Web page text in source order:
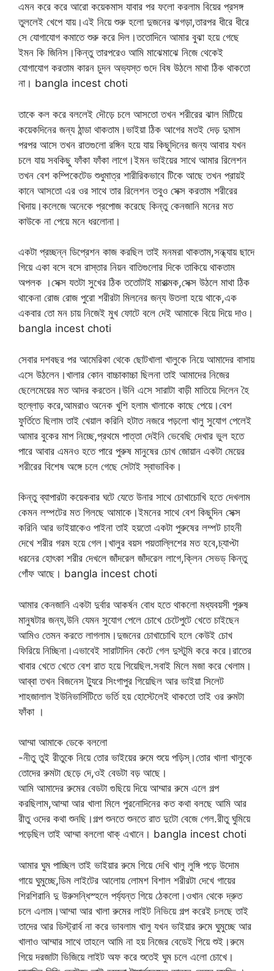
এমন করে করে আরো কয়েকমাস যাবার পর ফলো করলাম বিয়ের প্রসঙ্গ
তুললেই খেপে যায়।এই নিয়ে শুরু হলো দুজনের ঝগড়া,তারপর ধীরে ধীরে
সে যোগাযোগ কমাতে শুরু করে দিল।ততোদিনে আমার বুঝা হয়ে গেছে
ইমন কি জিনিস।কিন্তু তারপরেও আমি মাঝেমাঝে নিজে থেকেই
যোগাযোগ করতাম কারন চুদন অভ্যস্ত গুদে বিষ উঠলে মাথা ঠিক থাকতো
না। bangla incest choti
তাকে কল করে বললেই দৌড়ে চলে আসতো তখন শরীরের ঝাল মিটিয়ে
কয়েকদিনের জন্য ঠান্ডা থাকতাম।ভাইয়া ঠিক আগের মতই দেড় দুমাস
পরপর আসে তখন রাতগুলো রঙ্গিন হয়ে যায় কিছুদিনের জন্য আবার যখন
চলে যায় সবকিছু ফাঁকা ফাঁকা লাগে।ইমন ভাইয়ের সাথে আমার রিলেশন
তখন বেশ কম্পিকেটেড শুধুমাত্র শারীরিকভাবে টিকে আছে তখন প্রায়ই
কানে আসতো এর ওর সাথে তার রিলেশন তবুও সেক্স করতাম শরীরের
খিদায়।কলেজে অনেকে প্রপোজ করেছে কিন্তু কেনজানি মনের মত
কাউকে না পেয়ে মনে ধরলোনা।
একটা প্রচ্ছন্ন ডিপ্রেশন কাজ করছিল তাই মনমরা থাকতাম,সন্ধ্যায় ছাদে
গিয়ে একা বসে বসে রাস্তার নিয়ন বাতিগুলোর দিকে তাকিয়ে থাকতাম
অপলক ।সেক্স যতটা সুখের ঠিক ততোটাই মারাত্মক,সেক্স উঠলে মাথা ঠিক
থাকেনা রোজ রোজ পুরো শরীরটা মিলনের জন্য উতলা হয়ে থাকে,এক
একবার তো মন চায় নিজেই মুখ ফোটে বলে দেই আমাকে বিয়ে দিয়ে দাও।
bangla incest choti
সেবার দশবছর পর আমেরিকা থেকে ছোটখালা খালুকে নিয়ে আমাদের বাসায়
এসে উঠলেন।খালার কোন বাচ্চাকাচ্চা ছিলনা তাই আমাদের নিজের
ছেলেমেয়ের মত আদর করতেন।উনি এসে সারাটা বাড়ী মাতিয়ে দিলেন হৈ
হুল্লোড় করে,আমরাও অনেক খুশি হলাম খালাকে কাছে পেয়ে।বেশ
ফুর্তিতে ছিলাম তাই খেয়াল করিনি হটাত নজরে পড়লো খালু সুযোগ পেলেই
আমার বুকের মাপ নিচ্ছে,প্রথমে পাত্তা দেইনি ভেবেছি দেখার ভুল হতে
পারে আবার এমনও হতে পারে পুরুষ মানুষের চোখ জোয়ান একটা মেয়ের
শরীরের বিশেষ অঙ্গে চলে গেছে সেটাই স্বাভাবিক।
কিন্তু ব্যাপারটা কয়েকবার ঘটে যেতে উনার সাথে চোখাচোখি হতে দেখলাম
কেমন লম্পটের মত গিলছে আমাকে।ইমনের সাথে বেশ কিছুদিন সেক্স
করিনি আর ভাইয়াকেও পাইনা তাই হয়তো একটা পুরুষের লম্পট চাহনী
দেখে শরীর গরম হয়ে গেল।খালুর বয়স পয়তাল্লিশের মত হবে,চ্যাপ্টা
ধরনের হোৎকা শরীর দেখলে জাঁদরেল জাঁদরেল লাগে,ক্লিন সেভড্ কিন্তু
গোঁফ আছে। bangla incest choti
আমার কেনজানি একটা দুর্বার আকর্ষন বোধ হতে থাকলো মধ্যবয়সী পুরুষ
মানুষটার জন্য,উনি যেমন সুযোগ পেলে চোখে চেটেপুটে খেতে চাইছেন
আমিও তেমন করতে লাগলাম।দুজনের চোখাচোখি হলে কেউই চোখ
ফিরিয়ে নিচ্ছিনা।এভাবেই সারাটাদিন কেটে গেল দুস্টুমি করে করে।রাতের
খাবার খেতে খেতে বেশ রাত হয়ে গিয়েছিল.সবাই মিলে মজা করে খেলাম।
আব্বা তখন বিজনেস ট্যুরে সিংগাপুর গিয়েছিল আর ভাইয়া সিলেট
শাহজালাল ইউনিভার্সিটিতে ভর্তি হয় হোস্টেলেই থাকতো তাই ওর রুমটা
ফাঁকা ।
আম্মা আমাকে ডেকে বললো
-নীতু তুই রীতুকে নিয়ে তোর ভাইয়ের রুমে শুয়ে পড়িস্।তোর খালা খালুকে
তোদের রুমটা ছেড়ে দে,ওই বেডটা বড় আছে।
আমি আমাদের রুমের বেডটা গুছিয়ে দিয়ে আম্মার রুমে এলে গল্প
করছিলাম,আম্মা আর খালা মিলে পুরনোদিনের কত কথা বলছে আমি আর
রীতু ওদের কথা শুনছি।গল্প শুনতে শুনতে রাত দুটো বেজে গেল.রীতু ঘুমিয়ে
পড়েছিল তাই আম্মা বললো থাক্ এখানে। bangla incest choti
আমার ঘুম পাচ্ছিল তাই ভাইয়ার রুমে গিয়ে দেখি খালু লুঙ্গি পড়ে উদোম
গায়ে ঘুমুচ্ছে,ডিম লাইটের আলোয় লোমশ বিশাল শরীরটা দেখে গায়ের
শিরশিরানি দু উরুসন্ধিস্হলে পর্য্যন্ত গিয়ে ঠেকলো।ওখান থেকে দ্রুত
চলে এলাম।আম্মা আর খালা রুমের লাইট নিভিয়ে গল্প করেই চলছে তাই
তাদের আর ডিস্ট্রার্ব না করে ভাবলাম খালু যখন ভাইয়ার রুমে ঘুমুচ্ছে আর
খালাও আম্মার সাথে তাহলে আমি না হয় নিজের বেডেই গিয়ে শুই।রুমে
গিয়ে দরজাটা ভিজিয়ে লাইট অফ করে শুতেই ঘুম চলে এলো চোখে।